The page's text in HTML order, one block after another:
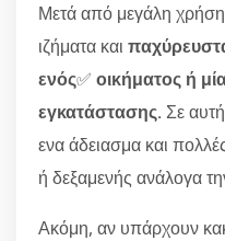
Μετά από μεγάλη
ιζήματα και
ενός✅ οικήματος ή
εγκατάστασης. Σε
ενα άδειασμα και
ή δεξαμενής ανάλογα
Ακόμη, αν υπάρχουν